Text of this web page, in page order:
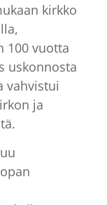
kirkko
100 vuotta
uskonnosta
vahvistui
ja